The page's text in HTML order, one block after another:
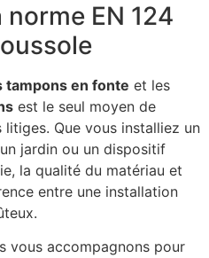
EN 124
tampons en fonte et les
est le seul moyen de
Que vous installiez un
jardin ou un dispositif
la qualité du matériau et
entre une installation
vous accompagnons pour